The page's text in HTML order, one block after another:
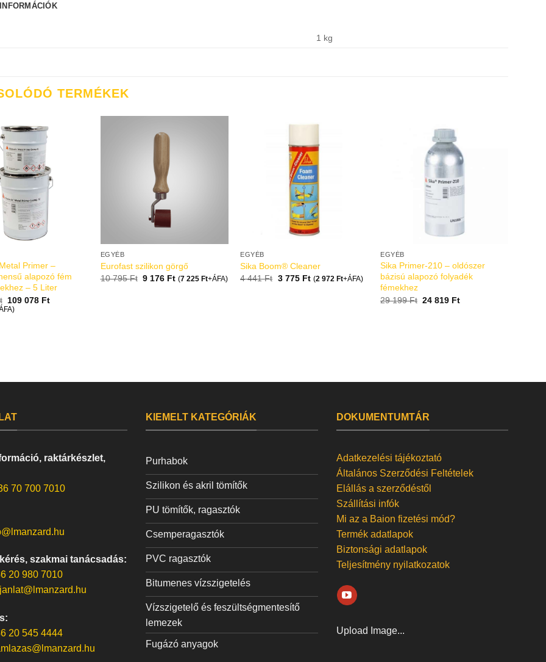
1 kg
TERMÉKEK
Primer –
alapozó fém
– 5 Liter
109 078 Ft
EGYÉB
Eurofast szilikon görgő
10 795Ft 9 176 Ft (7 225 Ft+ÁFA)
EGYÉB
Sika Boom® Cleaner
4 441Ft 3 775 Ft (2 972 Ft+ÁFA)
EGYÉB
Sika Primer-210 – oldószer
bázisú alapozó folyadék
fémekhez
29 199Ft 24 819 Ft
raktárkészlet,
70 700 7010
szakmai tanácsadás:
20 980 7010
20 545 4444
KIEMELT KATEGÓRIÁK
Purhabok
Szilikon és akril tömítők
PU tömítők, ragasztók
Csemperagasztók
PVC ragasztók
Bitumenes vízszigetelés
Vízszigetelő és feszültségmentesítő
lemezek
Fugázó anyagok
DOKUMENTUMTÁR
Adatkezelési tájékoztató
Általános Szerződési Feltételek
Elállás a szerződéstől
Szállítási infók
Mi az a Baion fizetési mód?
Termék adatlapok
Biztonsági adatlapok
Teljesítmény nyilatkozatok
Upload Image...